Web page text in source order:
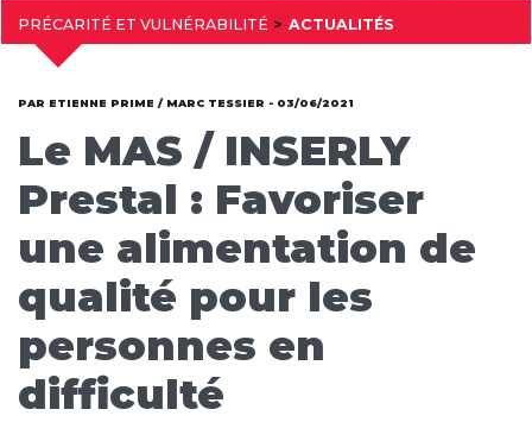
PRÉCARITÉ ET VULNÉRABILITÉ ACTUALITÉS
PAR ETIENNE PRIME / MARC TESSIER - 03/06/2021
Le MAS / INSERLY
Prestal : Favoriser
une alimentation de
qualité pour les
personnes en
difficulté